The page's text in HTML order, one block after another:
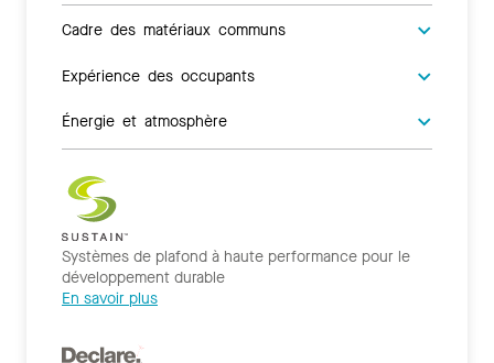
Cadre des matériaux communs
Expérience des occupants
Énergie et atmosphère
Systèmes de plafond à haute performance pour le
développement durable
En savoir plus